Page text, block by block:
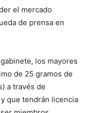
el mercado
de prensa en
los mayores
de 25 gramos de
a través de
que tendrán licencia